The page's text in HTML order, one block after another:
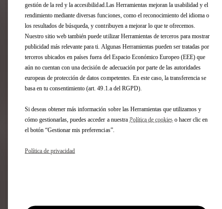
3 Opcion(es) :
- TECHO PANORÁMICO practicable (con ocultador motorizado y
alumbrado interior de LED)
- PACK CONFORT DS PERFORMANCE LINE
- Retrovisores color negro estándar
53.476 €IVA INCLUÍDO
Tasación :
Estime, sin compromiso, la tasación de
su vehículo en pocos clics sin importar
gestión de la red y la accesibilidad.Las Herramientas mejoran la usabilidad y el
rendimiento mediante diversas funciones, como el reconocimiento del idioma o
los resultados de búsqueda, y contribuyen a mejorar lo que te ofrecemos.
Nuestro sitio web también puede utilizar Herramientas de terceros para mostrar
publicidad más relevante para ti. Algunas Herramientas pueden ser tratadas por
terceros ubicados en países fuera del Espacio Económico Europeo (EEE) que
aún no cuentan con una decisión de adecuación por parte de las autoridades
europeas de protección de datos competentes. En este caso, la transferencia se
basa en tu consentimiento (art. 49.1.a del RGPD).
Si deseas obtener más información sobre las Herramientas que utilizamos y
cómo gestionarlas, puedes acceder a nuestra Política de cookieso hacer clic en
el botón “Gestionar mis preferencias”.
Política de privacidad